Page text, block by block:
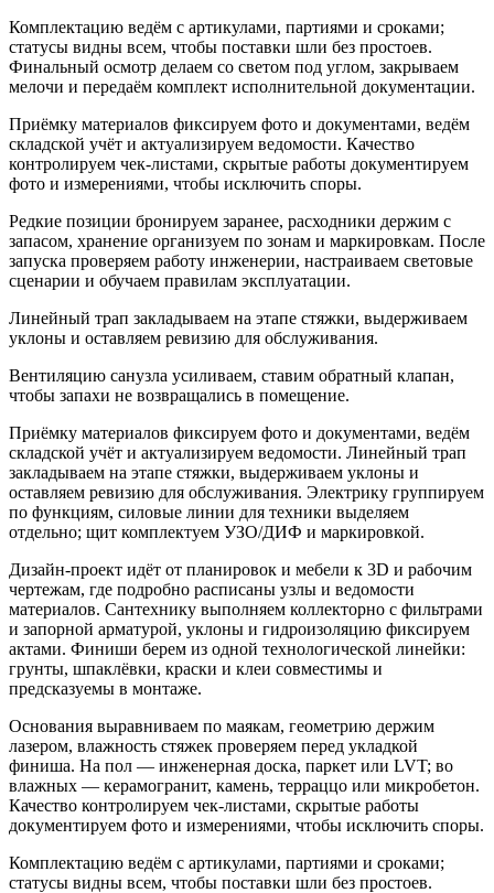
Комплектацию ведём с артикулами, партиями и сроками;
статусы видны всем, чтобы поставки шли без простоев.
Финальный осмотр делаем со светом под углом, закрываем
мелочи и передаём комплект исполнительной документации.
Приёмку материалов фиксируем фото и документами, ведём
складской учёт и актуализируем ведомости. Качество
контролируем чек-листами, скрытые работы документируем
фото и измерениями, чтобы исключить споры.
Редкие позиции бронируем заранее, расходники держим с
запасом, хранение организуем по зонам и маркировкам. После
запуска проверяем работу инженерии, настраиваем световые
сценарии и обучаем правилам эксплуатации.
Линейный трап закладываем на этапе стяжки, выдерживаем
уклоны и оставляем ревизию для обслуживания.
Вентиляцию санузла усиливаем, ставим обратный клапан,
чтобы запахи не возвращались в помещение.
Приёмку материалов фиксируем фото и документами, ведём
складской учёт и актуализируем ведомости. Линейный трап
закладываем на этапе стяжки, выдерживаем уклоны и
оставляем ревизию для обслуживания. Электрику группируем
по функциям, силовые линии для техники выделяем
отдельно; щит комплектуем УЗО/ДИФ и маркировкой.
Дизайн-проект идёт от планировок и мебели к 3D и рабочим
чертежам, где подробно расписаны узлы и ведомости
материалов. Сантехнику выполняем коллекторно с фильтрами
и запорной арматурой, уклоны и гидроизоляцию фиксируем
актами. Финиши берем из одной технологической линейки:
грунты, шпаклёвки, краски и клеи совместимы и
предсказуемы в монтаже.
Основания выравниваем по маякам, геометрию держим
лазером, влажность стяжек проверяем перед укладкой
финиша. На пол — инженерная доска, паркет или LVT; во
влажных — керамогранит, камень, терраццо или микробетон.
Качество контролируем чек-листами, скрытые работы
документируем фото и измерениями, чтобы исключить споры.
Комплектацию ведём с артикулами, партиями и сроками;
статусы видны всем, чтобы поставки шли без простоев.